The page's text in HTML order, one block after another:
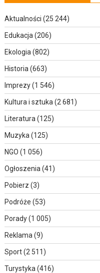
Aktualności (25 244)
Edukacja (206)
Ekologia (802)
Historia (663)
Imprezy(1 546)
Kultura i sztuka (2 681)
Literatura (125)
Muzyka (125)
NGO (1 056)
Ogłoszenia (41)
Pobierz (3)
Podróże (53)
Porady(1 005)
Reklama (9)
Sport(2 511)
Turystyka (416)